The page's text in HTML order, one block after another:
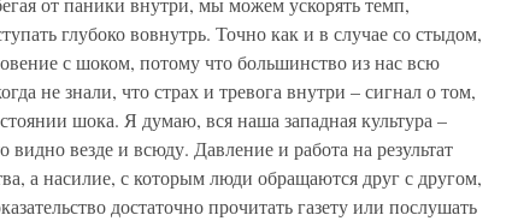
глубоко вовнутрь. Точно как и в случае со стыдом,
с шоком, потому что большинство из нас всю
не знали, что страх и тревога внутри – сигнал о том,
шока. Я думаю, вся наша западная культура –
везде и всюду. Давление и работа на результат
а насилие, с которым люди обращаются друг с другом,
достаточно прочитать газету или послушать